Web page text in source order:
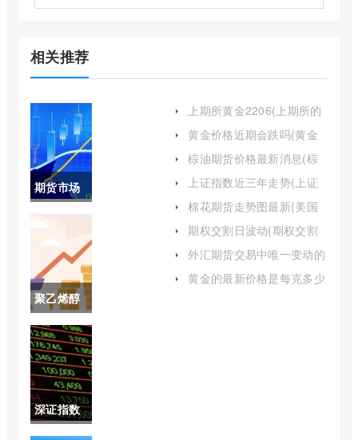
相关推荐
期货市场
的主体包
括哪些(期
货市场的
构成要素)
聚乙烯醇
期货价格
(pva聚乙
烯醇期货)
深证指数
上期所黄金2206(上期所的
黄金进入交割月应该取整)
黄金价格近期会跌吗(黄金
近期会降价吗)
棕油期货价格最新消息(棕
榈油期货最新行情分析)
上证指数近三年走势(上证
指数近30年走势图)
棉花期货走势图最新(美国
棉花期货走势图)
期权交割日波动(期权交割
日波动大原因)
外汇期货交易中唯一变动的
是期货的价格(外汇期货交
易中唯一变动的是期货的价
黄金的最新价格是每克多少